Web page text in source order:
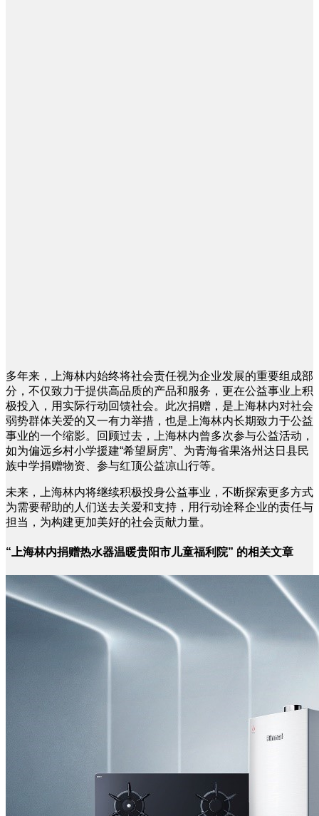
多年来，上海林内始终将社会责任视为企业发展的重要组成部
分，不仅致力于提供高品质的产品和服务，更在公益事业上积
极投入，用实际行动回馈社会。此次捐赠，是上海林内对社会
弱势群体关爱的又一有力举措，也是上海林内长期致力于公益
事业的一个缩影。回顾过去，上海林内曾多次参与公益活动，
如为偏远乡村小学援建“希望厨房”、为青海省果洛州达日县民
族中学捐赠物资、参与红顶公益凉山行等。
未来，上海林内将继续积极投身公益事业，不断探索更多方式
为需要帮助的人们送去关爱和支持，用行动诠释企业的责任与
担当，为构建更加美好的社会贡献力量。
“上海林内捐赠热水器温暖贵阳市儿童福利院” 的相关文章